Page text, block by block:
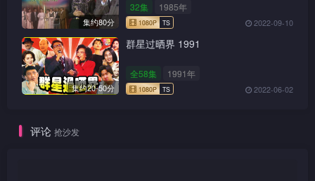
1080P
集约80分
32集 1985年
2022-09-10
集约20-50分
群星过晒界 1991
全58集 1991年
2022-06-02
评论 抢沙发